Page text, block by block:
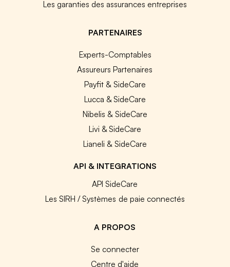
Les garanties des assurances entreprises
PARTENAIRES
Experts-Comptables
Assureurs Partenaires
Payfit & SideCare
Lucca & SideCare
Nibelis & SideCare
Livi & SideCare
Lianeli & SideCare
API & INTEGRATIONS
API SideCare
Les SIRH / Systèmes de paie connectés
A PROPOS
Se connecter
Centre d'aide